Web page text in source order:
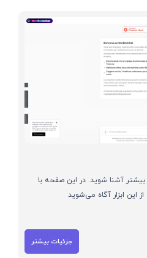
با هوش مصنوعی MonBotAchat بیشتر آشنا شوید. در این صفحه با
این ابزار آگاه می‌شوید
جزئیات بیشتر